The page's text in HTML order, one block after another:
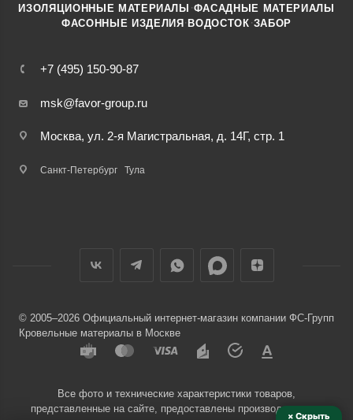
+7 (495) 150-90-87
msk@favor-group.ru
Москва, ул. 2-я Магистральная, д. 14Г, стр. 1
Санкт-Петербург Тула
ИЗОЛЯЦИОННЫЕ МАТЕРИАЛЫ ·ФАСАДНЫЕ МАТЕРИАЛЫ
ФАСОННЫЕ ИЗДЕЛИЯ ·ВОДОСТОК ·ЗАБОР
© 2005–2026 Официальный интернет-магазин компании ФС-Групп
Кровельные материалы в Москве
Все фото и технические характеристики товаров,
представленные на сайте, предоставлены производителями
× Скрыть